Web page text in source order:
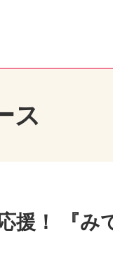
ス
援！ 『